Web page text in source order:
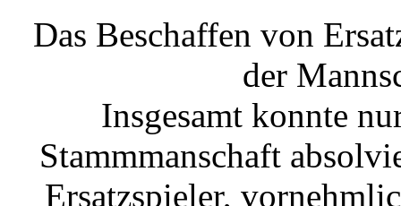
Das Beschaffen von
der
Insgesamt konnte
Stammmanschaft
Ersatzspieler,